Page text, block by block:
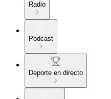
Radio
Podcast
Deporte en directo